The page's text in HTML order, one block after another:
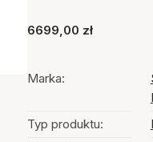
6699,00 zł
Marka:
Typ produktu: